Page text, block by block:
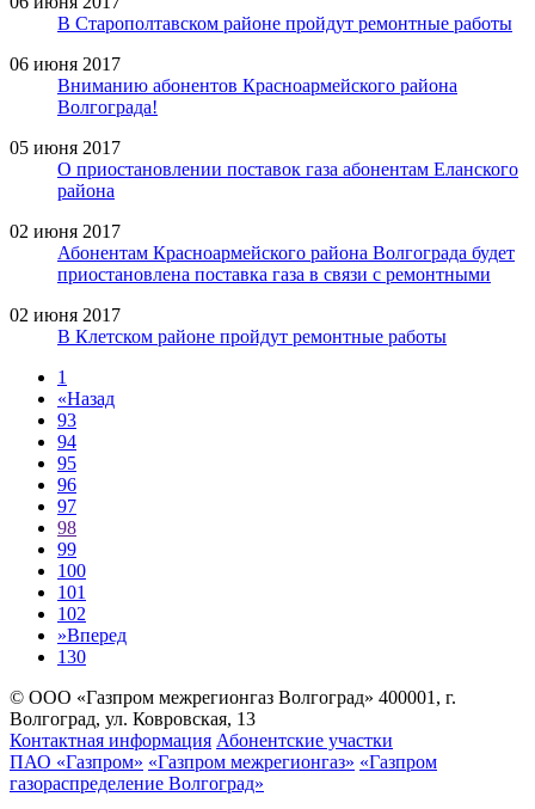
В Старополтавском районе пройдут ремонтные работы
06 июня 2017
Вниманию абонентов Красноармейского района
Волгограда!
05 июня 2017
О приостановлении поставок газа абонентам Еланского
района
02 июня 2017
Абонентам Красноармейского района Волгограда будет
приостановлена поставка газа в связи с ремонтными
02 июня 2017
В Клетском районе пройдут ремонтные работы
1
«Назад
93
94
95
96
97
98
99
100
101
102
»Вперед
130
© ООО «Газпром межрегионгаз Волгоград» 400001, г.
Волгоград, ул. Ковровская, 13
Контактная информация Абонентские участки
ПАО «Газпром» «Газпром межрегионгаз» «Газпром
газораспределение Волгоград»